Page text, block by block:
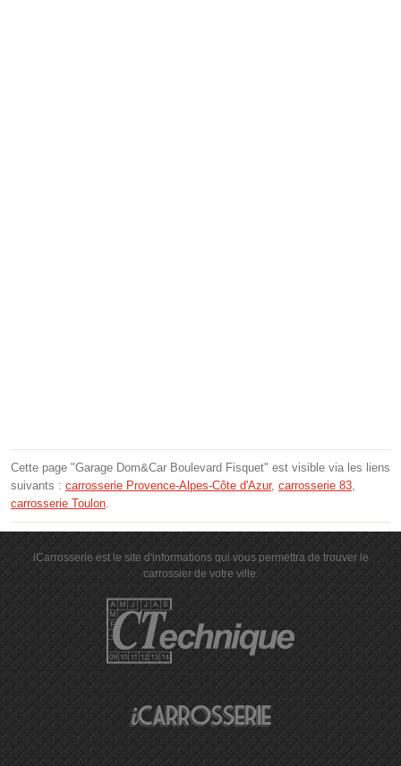
Cette page "Garage Dom&Car Boulevard Fisquet" est visible via les liens
suivants : carrosserie Provence-Alpes-Côte d'Azur, carrosserie 83,
carrosserie Toulon.
iCarrosserie est le site d'informations qui vous permettra de trouver le
carrossier de votre ville.